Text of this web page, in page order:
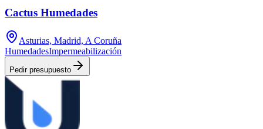
Cactus Humedades
Asturias, Madrid, A Coruña
HumedadesImpermeabilización
Pedir presupuesto